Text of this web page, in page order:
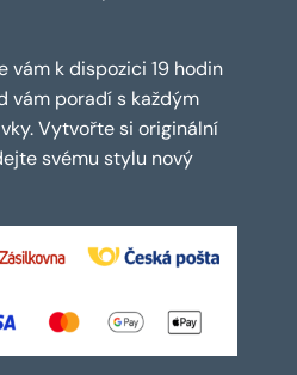
vám k dispozici 19 hodin
vám poradí s každým
Vytvořte si originální
svému stylu nový